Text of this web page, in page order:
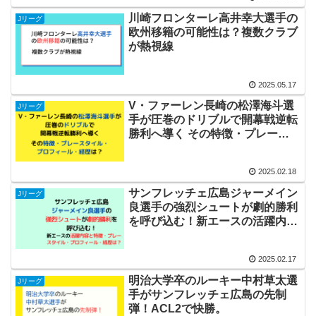
Jリーグ
川崎フロンターレ高井幸大選手の
欧州移籍の可能性は？複数クラブ
が熱視線
2025.05.17
Jリーグ
V・ファーレン長崎の松澤海斗選
手が圧巻のドリブルで開幕戦逆転
勝利へ導く その特徴・プレース
2025.02.18
Jリーグ
サンフレッチェ広島ジャーメイン
良選手の強烈シュートが劇的勝利
を呼び込む！新エースの活躍内容
2025.02.17
Jリーグ
明治大学卒のルーキー中村草太選
手がサンフレッチェ広島の先制
弾！ACL2で快勝。